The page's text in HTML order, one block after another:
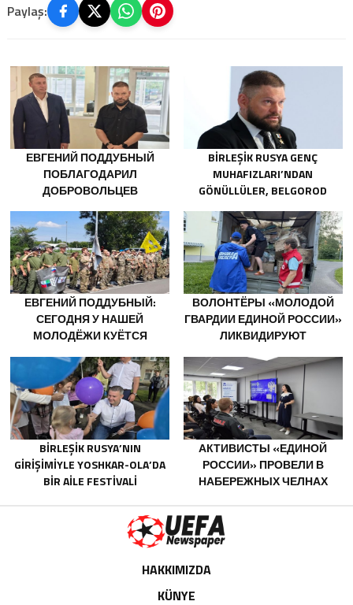
Paylaş:
ЕВГЕНИЙ ПОДДУБНЫЙ
ПОБЛАГОДАРИЛ
ДОБРОВОЛЬЦЕВ
ЗА МУЖЕСТВО В СПАСЕНИИ
ПОСТРАДАВШИХ ОТ
ОБСТРЕЛОВ
BIRLEŞIK RUSYA GENÇ
MUHAFIZLARI’NDAN
GÖNÜLLÜLER, BELGOROD
SÖNDÜRÜCÜLER VE
JENERATÖRLER KONUSUNDA
YARDIMCI OLACAK
ЕВГЕНИЙ ПОДДУБНЫЙ:
СЕГОДНЯ У НАШЕЙ
МОЛОДЁЖИ КУЁТСЯ
ВОЛОНТЁРЫ «МОЛОДОЙ
ГВАРДИИ ЕДИНОЙ РОССИИ»
ЛИКВИДИРУЮТ
НА УРАЛЕ И ДАЛЬНЕМ
ВОСТОКЕ
BIRLEŞIK RUSYA’NIN
GIRIŞIMIYLE YOSHKAR-OLA’DA
BIR AILE FESTIVALI
АКТИВИСТЫ «ЕДИНОЙ
РОССИИ» ПРОВЕЛИ В
НАБЕРЕЖНЫХ ЧЕЛНАХ
МЕРОПРИЯТИЯ ДЛЯ
МОЛОДЫХ СПЕЦИАЛИСТОВ
HAKKIMIZDA
KÜNYE